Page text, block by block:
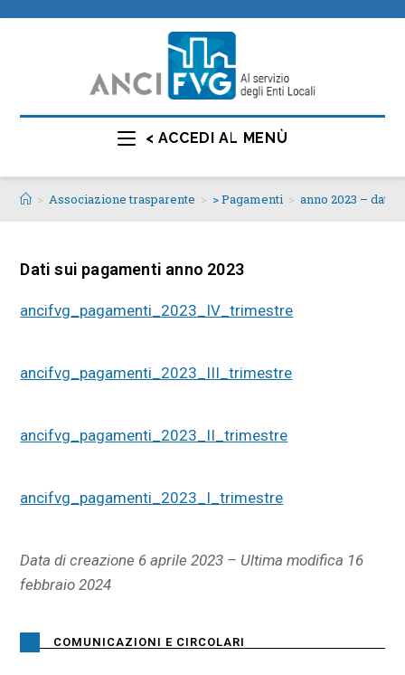
< ACCEDI AL MENÙ
> Associazione trasparente > > Pagamenti > anno 2023 – dati
Dati sui pagamenti anno 2023
ancifvg_pagamenti_2023_IV_trimestre
ancifvg_pagamenti_2023_III_trimestre
ancifvg_pagamenti_2023_II_trimestre
ancifvg_pagamenti_2023_I_trimestre
Data di creazione 6 aprile 2023 – Ultima modifica 16
febbraio 2024
COMUNICAZIONI E CIRCOLARI